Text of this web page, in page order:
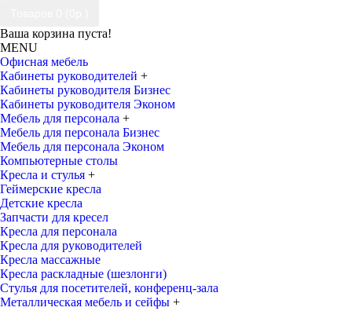
Ваша корзина пуста!
MENU
Офисная мебель
Кабинеты руководителей +
Кабинеты руководителя Бизнес
Кабинеты руководителя Эконом
Мебель для персонала +
Мебель для персонала Бизнес
Мебель для персонала Эконом
Компьютерные столы
Кресла и стулья +
Геймерские кресла
Детские кресла
Запчасти для кресел
Кресла для персонала
Кресла для руководителей
Кресла массажные
Кресла раскладные (шезлонги)
Стулья для посетителей, конференц-зала
Металлическая мебель и сейфы +